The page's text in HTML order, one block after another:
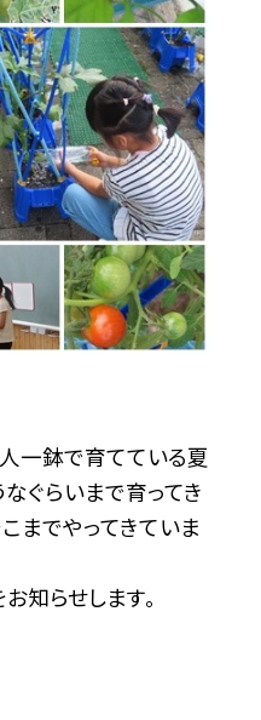
一鉢で育てている夏
ぐらいまで育ってき
までやってきていま
知らせします。